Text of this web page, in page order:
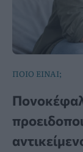
ΠΟΙΟ ΕΙΝΑΙ;